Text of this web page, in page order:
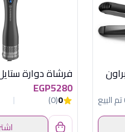
EGP5280
0
(0)